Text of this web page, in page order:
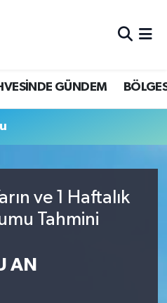
GÜNDEM
ve 1 Haftalık
Tahmini
AN